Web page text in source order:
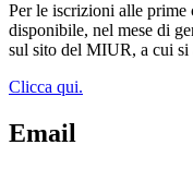
Per le iscrizioni alle prime
disponibile, nel mese di
sul sito del MIUR, a cui si
Clicca qui.
Email